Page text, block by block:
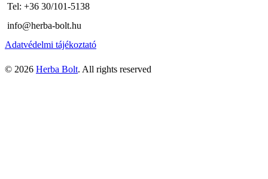
Tel: +36 30/101-5138
info@herba-bolt.hu
Adatvédelmi tájékoztató
© 2026 Herba Bolt. All rights reserved